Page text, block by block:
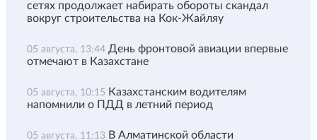
сетях продолжает набирать обороты скандал
вокруг строительства на Кок-Жайляу
05 августа, 13:44 День фронтовой авиации впервые
отмечают в Казахстане
05 августа, 10:15 Казахстанским водителям
напомнили о ПДД в летний период
05 августа, 11:13 В Алматинской области